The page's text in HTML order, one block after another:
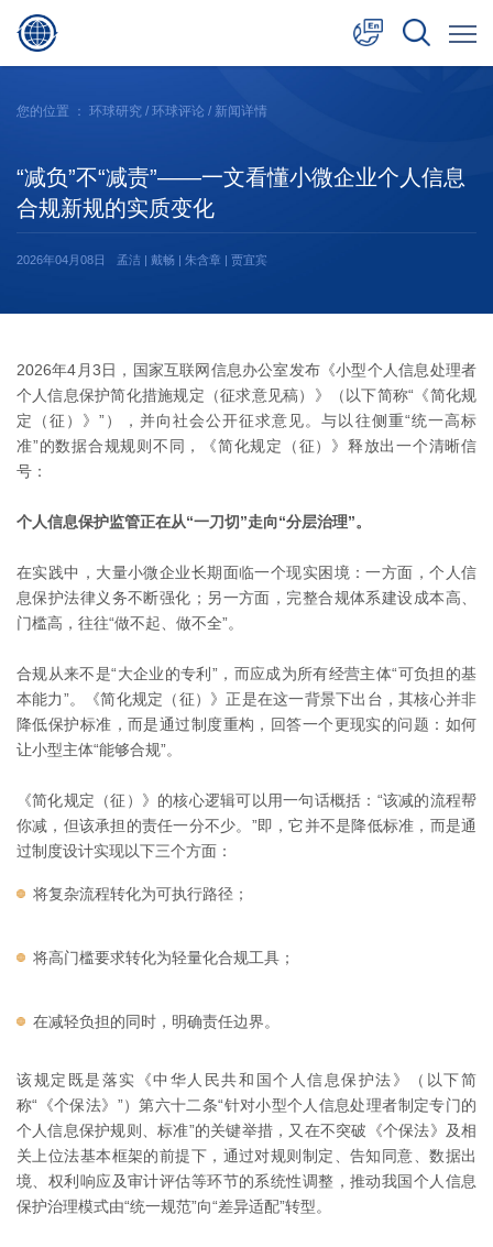
日本語
您的位置 ： 环球研究 / 环球评论 / 新闻详情
“减负”不“减责”——一文看懂小微企业个人信息
合规新规的实质变化
2026年04月08日 孟洁 | 戴畅 | 朱含章 | 贾宜宾
2026年4月3日，国家互联网信息办公室发布《小型个人信息处理者
个人信息保护简化措施规定（征求意见稿）》（以下简称“《简化规
定（征）》”），并向社会公开征求意见。与以往侧重“统一高标
准”的数据合规规则不同，《简化规定（征）》释放出一个清晰信
号：
个人信息保护监管正在从“一刀切”走向“分层治理”。
在实践中，大量小微企业长期面临一个现实困境：一方面，个人信
息保护法律义务不断强化；另一方面，完整合规体系建设成本高、
门槛高，往往“做不起、做不全”。
合规从来不是“大企业的专利”，而应成为所有经营主体“可负担的基
本能力”。《简化规定（征）》正是在这一背景下出台，其核心并非
降低保护标准，而是通过制度重构，回答一个更现实的问题：如何
让小型主体“能够合规”。
《简化规定（征）》的核心逻辑可以用一句话概括：“该减的流程帮
你减，但该承担的责任一分不少。”即，它并不是降低标准，而是通
过制度设计实现以下三个方面：
将复杂流程转化为可执行路径；
将高门槛要求转化为轻量化合规工具；
在减轻负担的同时，明确责任边界。
该规定既是落实《中华人民共和国个人信息保护法》（以下简
称“《个保法》”）第六十二条“针对小型个人信息处理者制定专门的
个人信息保护规则、标准”的关键举措，又在不突破《个保法》及相
关上位法基本框架的前提下，通过对规则制定、告知同意、数据出
境、权利响应及审计评估等环节的系统性调整，推动我国个人信息
保护治理模式由“统一规范”向“差异适配”转型。